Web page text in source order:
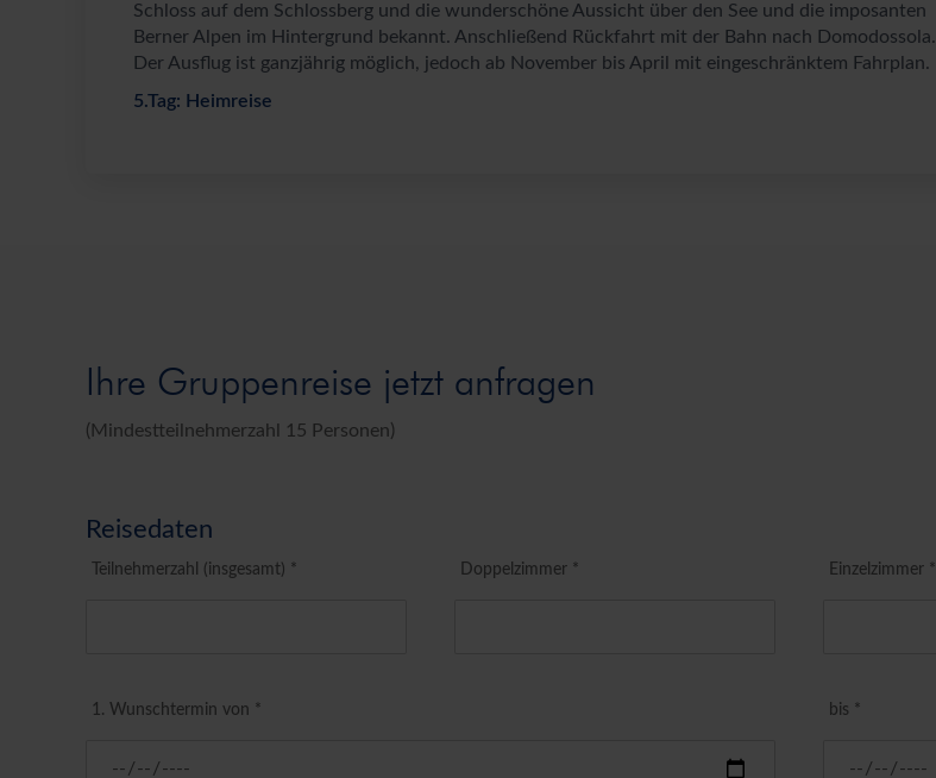
Schloss auf dem Schlossberg und die wunderschöne Aussicht über den See und die imposanten
Berner Alpen im Hintergrund bekannt. Anschließend Rückfahrt mit der Bahn nach Domodossola.
Der Ausflug ist ganzjährig möglich, jedoch ab November bis April mit eingeschränktem Fahrplan.
5.Tag: Heimreise
Ihre Gruppenreise jetzt anfragen
(Mindestteilnehmerzahl 15 Personen)
Reisedaten
Teilnehmerzahl (insgesamt) * Doppelzimmer * Einzelzimmer *
1. Wunschtermin von * bis *